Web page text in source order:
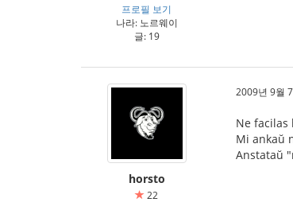
프로필 보기
나라: 노르웨이
글: 19
horsto
22
2009년 9월
Ne
Mi ankaŭ
Anstataŭ